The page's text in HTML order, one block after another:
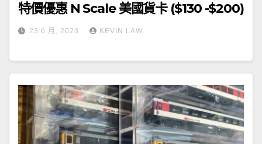
特價優惠 N Scale 美國貨卡 ($130 -$200)
23 6 月, 2023 KEVIN LAW